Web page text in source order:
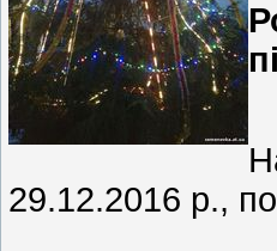
29.12.2016 р.,